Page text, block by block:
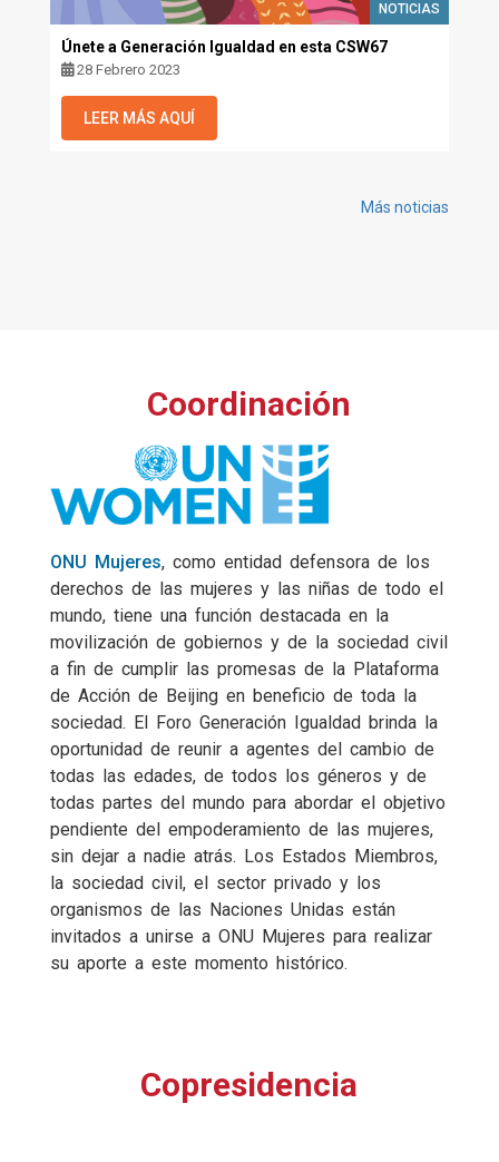
NOTICIAS
Únete a Generación Igualdad en esta CSW67
28 Febrero 2023
LEER MÁS AQUÍ
Más noticias
Coordinación
ONU Mujeres, como entidad defensora de los
derechos de las mujeres y las niñas de todo el
mundo, tiene una función destacada en la
movilización de gobiernos y de la sociedad civil
a fin de cumplir las promesas de la Plataforma
de Acción de Beijing en beneficio de toda la
sociedad. El Foro Generación Igualdad brinda la
oportunidad de reunir a agentes del cambio de
todas las edades, de todos los géneros y de
todas partes del mundo para abordar el objetivo
pendiente del empoderamiento de las mujeres,
sin dejar a nadie atrás. Los Estados Miembros,
la sociedad civil, el sector privado y los
organismos de las Naciones Unidas están
invitados a unirse a ONU Mujeres para realizar
su aporte a este momento histórico.
Copresidencia